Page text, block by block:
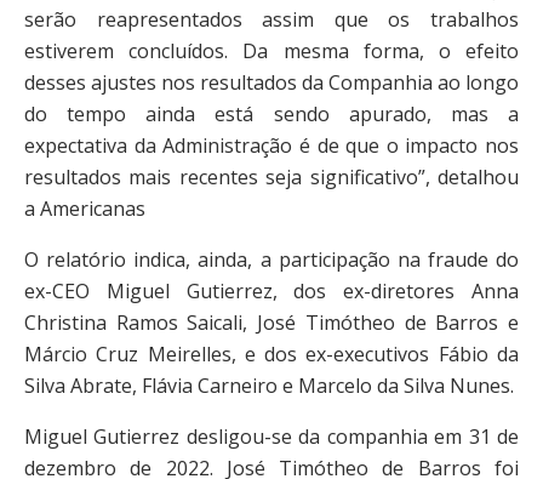
serão reapresentados assim que os trabalhos
estiverem concluídos. Da mesma forma, o efeito
desses ajustes nos resultados da Companhia ao longo
do tempo ainda está sendo apurado, mas a
expectativa da Administração é de que o impacto nos
resultados mais recentes seja significativo”, detalhou
a Americanas
O relatório indica, ainda, a participação na fraude do
ex-CEO Miguel Gutierrez, dos ex-diretores Anna
Christina Ramos Saicali, José Timótheo de Barros e
Márcio Cruz Meirelles, e dos ex-executivos Fábio da
Silva Abrate, Flávia Carneiro e Marcelo da Silva Nunes.
Miguel Gutierrez desligou-se da companhia em 31 de
dezembro de 2022. José Timótheo de Barros foi